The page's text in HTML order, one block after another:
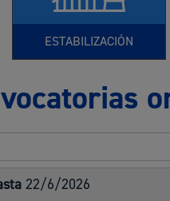
ESTABILIZACIÓN
22/6/2026